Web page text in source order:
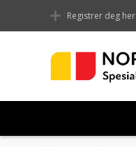
Registrer deg her